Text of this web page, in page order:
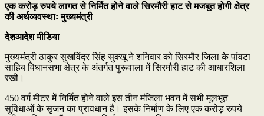
एक करोड़ रुपये लागत से निर्मित होने वाले सिरमौरी हाट से मजबूत होगी क्षेत्र
की अर्थव्यवस्थाः मुख्यमंत्री
देशआदेश मीडिया
मुख्यमंत्री ठाकुर सुखविंदर सिंह सुक्खू ने शनिवार को सिरमौर जिला के पांवटा
साहिब विधानसभा क्षेत्र के अंतर्गत पुरूवाला में सिरमौरी हाट की आधारशिला
रखी।
450 वर्ग मीटर में निर्मित होने वाले इस तीन मंजिला भवन में सभी मूलभूत
सुविधाओं के सृजन का प्रावधान है। इसके निर्माण के लिए एक करोड़ रुपये